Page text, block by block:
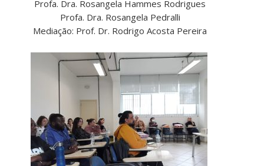
Profa. Dra. Rosangela Hammes Rodrigues
Profa. Dra. Rosangela Pedralli
Mediação: Prof. Dr. Rodrigo Acosta Pereira